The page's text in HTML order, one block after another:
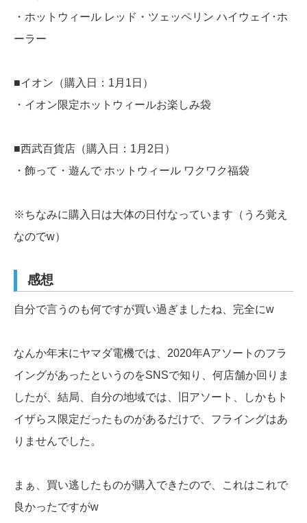
・ホットウィール レッド・ツェッペリン ハイウェイ･ホ
ーラー
■イオン（購入日：1月1日）
・イオン限定ホットウィールお楽しみ袋
■西武百貨店（購入日：1月2日）
・飾って・遊んで ホットウィール ワクワク福袋
※ちなみに購入日は大体の日付なっています（うろ覚え
なのでw）
感想
自分で言うのも何ですが買い過ぎましたね、完全にw
なんか年末にヤマダ電機では、2020年Aアソートのフラ
イングがあったというのをSNSで知り、何店舗か回りま
したが、結局、自分の地域では、旧アソート、しかもト
イザらス限定だったものがあるだけで、フライングはあ
りませんでした。
まぁ、買い逃したものが購入できたので、これはこれで
良かったですがw